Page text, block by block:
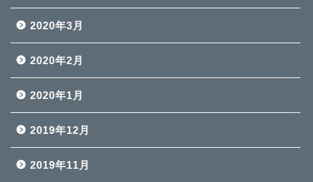
2020年3月
2020年2月
2020年1月
2019年12月
2019年11月